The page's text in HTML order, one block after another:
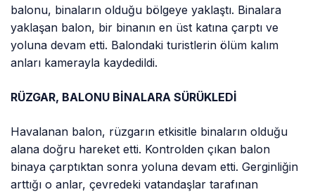
balonu, binaların olduğu bölgeye yaklaştı. Binalara
yaklaşan balon, bir binanın en üst katına çarptı ve
yoluna devam etti. Balondaki turistlerin ölüm kalım
anları kamerayla kaydedildi.
RÜZGAR, BALONU BİNALARA SÜRÜKLEDİ
Havalanan balon, rüzgarın etkisitle binaların olduğu
alana doğru hareket etti. Kontrolden çıkan balon
binaya çarptıktan sonra yoluna devam etti. Gerginliğin
arttığı o anlar, çevredeki vatandaşlar tarafınan